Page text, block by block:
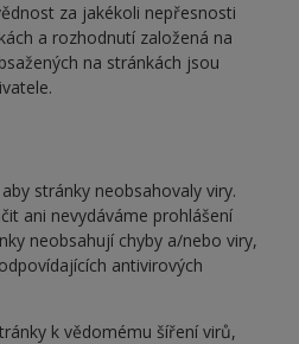
za jakékoli nepřesnosti
a rozhodnutí založená na
na stránkách jsou
stránky neobsahovaly viry.
ani nevydáváme prohlášení
neobsahují chyby a/nebo viry,
antivirových
k vědomému šíření virů,